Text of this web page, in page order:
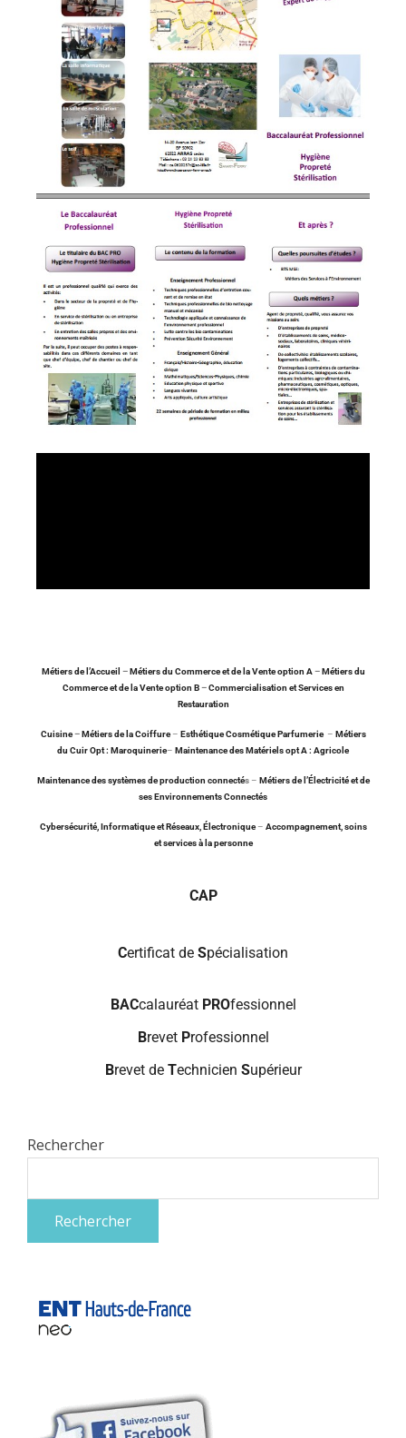
Métiers de l’Accueil –Métiers du Commerce et de la Vente option A–Métiers du
Commerce et de la Vente option B–Commercialisation et Services en
Restauration
Cuisine–Métiers de la Coiffure– Esthétique Cosmétique Parfumerie – Métiers
du Cuir Opt : Maroquinerie– Maintenance des Matériels opt A : Agricole
Maintenance des systèmes de production connectés – Métiers de l’Électricité et de
ses Environnements Connectés
Cybersécurité, Informatique et Réseaux, Électronique– Accompagnement, soins
et services à la personne
CAP
Certificat de Spécialisation
BACcalauréat PROfessionnel
Brevet Professionnel
Brevet de Technicien Supérieur
Rechercher
Rechercher